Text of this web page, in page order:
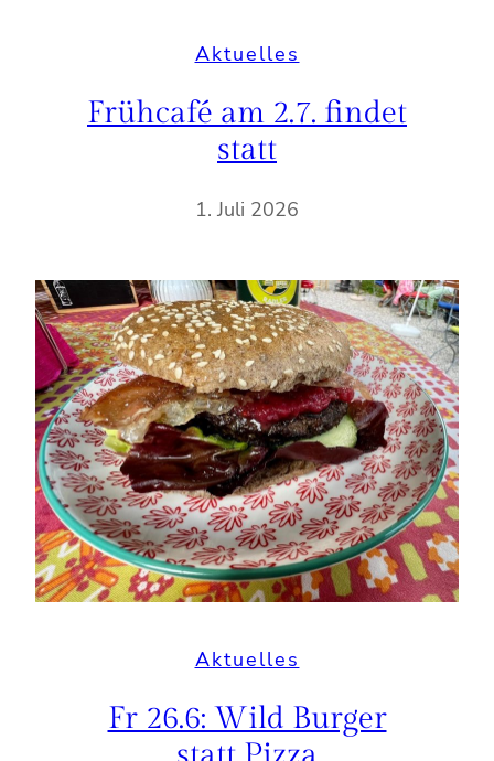
Aktuelles
Frühcafé am 2.7. findet
statt
1. Juli 2026
Aktuelles
Fr 26.6: Wild Burger